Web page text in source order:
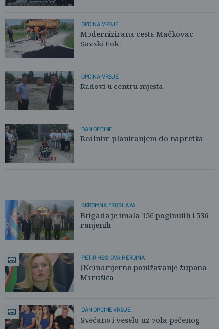
OPĆINA VRBJE
Modernizirana cesta Mačkovac-
Savski Bok
OPĆINA VRBJE
Radovi u centru mjesta
DAN OPĆINE
Realnim planiranjem do napretka
SKROMNA PROSLAVA
Brigada je imala 156 poginulih i 536
ranjenih
PETIR HSS-OVA HEROINA
(Ne)namjerno ponižavanje župana
Marušića
DAN OPĆINE VRBJE
Svečano i veselo uz vola pečenog